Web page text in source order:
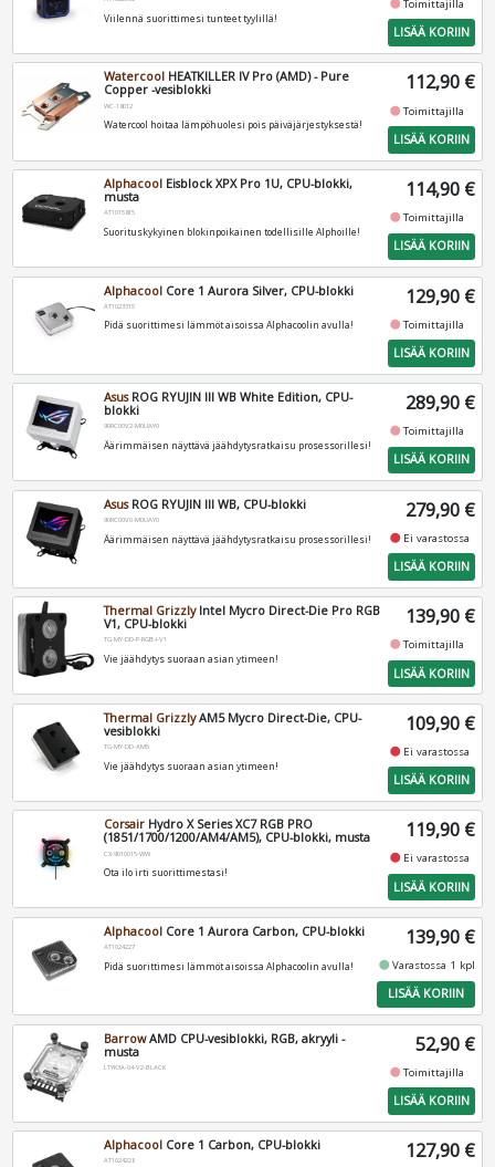
Viilennä suorittimesi tunteet tyylillä!
fiber_manual_recordToimittajilla
LISÄÄ KORIIN
Watercool HEATKILLER IV Pro (AMD) - Pure
Copper -vesiblokki
WC-18012
Watercool hoitaa lämpöhuolesi pois päiväjärjestyksestä!
112,90 €
fiber_manual_recordToimittajilla
LISÄÄ KORIIN
Alphacool Eisblock XPX Pro 1U, CPU-blokki,
musta
AT1015815
Suorituskykyinen blokinpoikainen todellisille Alphoille!
114,90 €
fiber_manual_recordToimittajilla
LISÄÄ KORIIN
Alphacool Core 1 Aurora Silver, CPU-blokki
AT1023315
Pidä suorittimesi lämmöt aisoissa Alphacoolin avulla!
129,90 €
fiber_manual_recordToimittajilla
LISÄÄ KORIIN
AsusROG RYUJIN III WB White Edition, CPU-
blokki
90RC00V2-M0UAY0
Äärimmäisen näyttävä jäähdytysratkaisu prosessorillesi!
289,90 €
fiber_manual_recordToimittajilla
LISÄÄ KORIIN
AsusROG RYUJIN III WB, CPU-blokki
90RC00V0-M0UAY0
Äärimmäisen näyttävä jäähdytysratkaisu prosessorillesi!
279,90 €
fiber_manual_record Ei varastossa
LISÄÄ KORIIN
Thermal GrizzlyIntel Mycro Direct-Die Pro RGB
V1, CPU-blokki
TG-MY-DD-P-RGB-I-V1
Vie jäähdytys suoraan asian ytimeen!
139,90 €
fiber_manual_recordToimittajilla
LISÄÄ KORIIN
Thermal GrizzlyAM5 Mycro Direct-Die, CPU-
vesiblokki
TG-MY-DD-AM5
Vie jäähdytys suoraan asian ytimeen!
109,90 €
fiber_manual_record Ei varastossa
LISÄÄ KORIIN
Corsair Hydro X Series XC7 RGB PRO
(1851/1700/1200/AM4/AM5), CPU-blokki, musta
CX-9010015-WW
Ota ilo irti suorittimestasi!
119,90 €
fiber_manual_record Ei varastossa
LISÄÄ KORIIN
Alphacool Core 1 Aurora Carbon, CPU-blokki
AT1024227
Pidä suorittimesi lämmöt aisoissa Alphacoolin avulla!
139,90 €
fiber_manual_recordVarastossa 1 kpl
LISÄÄ KORIIN
BarrowAMD CPU-vesiblokki, RGB, akryyli -
musta
LTYK3A-04-V2-BLACK
52,90 €
fiber_manual_recordToimittajilla
LISÄÄ KORIIN
Alphacool Core 1 Carbon, CPU-blokki
AT1024228 127,90 €